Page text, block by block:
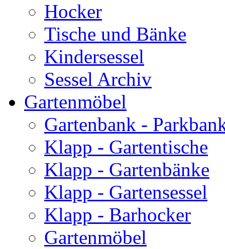
Hocker
Tische und Bänke
Kindersessel
Sessel Archiv
Gartenmöbel
Gartenbank -
Klapp - Gartentische
Klapp - Gartenbänke
Klapp - Gartensessel
Klapp - Barhocker
Gartenmöbel